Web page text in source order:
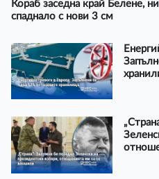
Кораб заседна край Белене,
спаднало с нови 3 см